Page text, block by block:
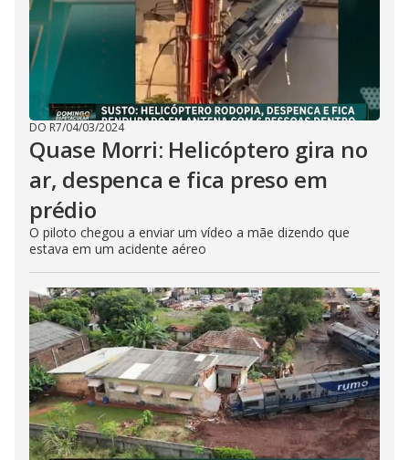
DO R7/04/03/2024
Quase Morri: Helicóptero gira no
ar, despenca e fica preso em
prédio
O piloto chegou a enviar um vídeo a mãe dizendo que
estava em um acidente aéreo